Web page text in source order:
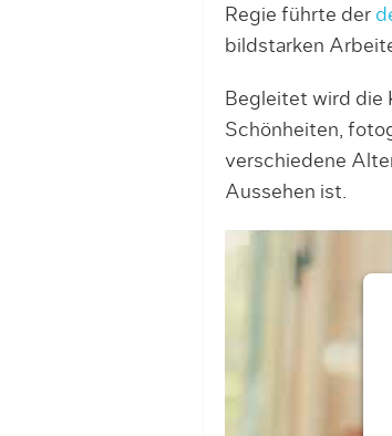
Regie führte der
bildstarken
Begleitet wird die
Schönheiten,
verschiedene
Aussehen ist.